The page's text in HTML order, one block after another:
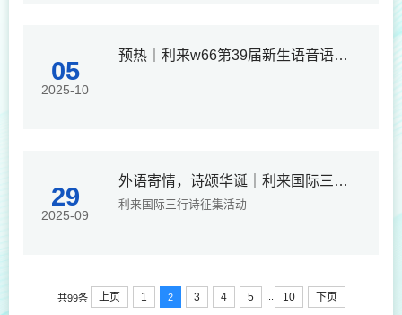
05
2025-10
预热｜利来w66第39届新生语音语调大赛来啦！
29
2025-09
外语寄情，诗颂华诞｜利来国际三行诗征集活动，邀你共抒家国情怀
利来国际三行诗征集活动
共99条 上页 1 2 3 4 5 10 下页